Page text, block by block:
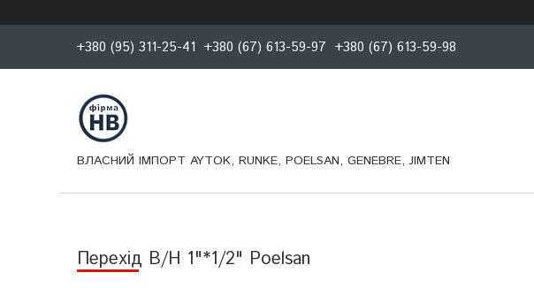
+380 (95) 311-25-41 +380 (67) 613-59-97 +380 (67) 613-59-98
ВЛАСНИЙ ІМПОРТ AYTOK, RUNKE, POELSAN, GENEBRE, JIMTEN
Перехід В/Н 1"*1/2" Poelsan